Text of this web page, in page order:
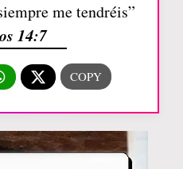
me tendréis”
14:7